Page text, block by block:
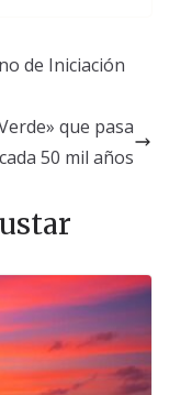
de Iniciación
que pasa
cada 50 mil años